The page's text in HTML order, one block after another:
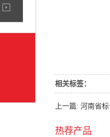
相关标签：
上一篇: 河南省
热荐产品